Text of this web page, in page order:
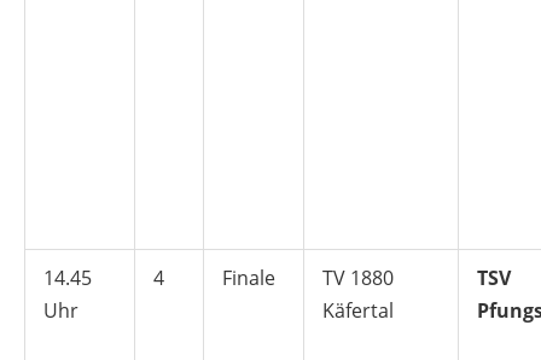
14.45
Uhr
4 Finale
TV 1880
Käfertal
TSV